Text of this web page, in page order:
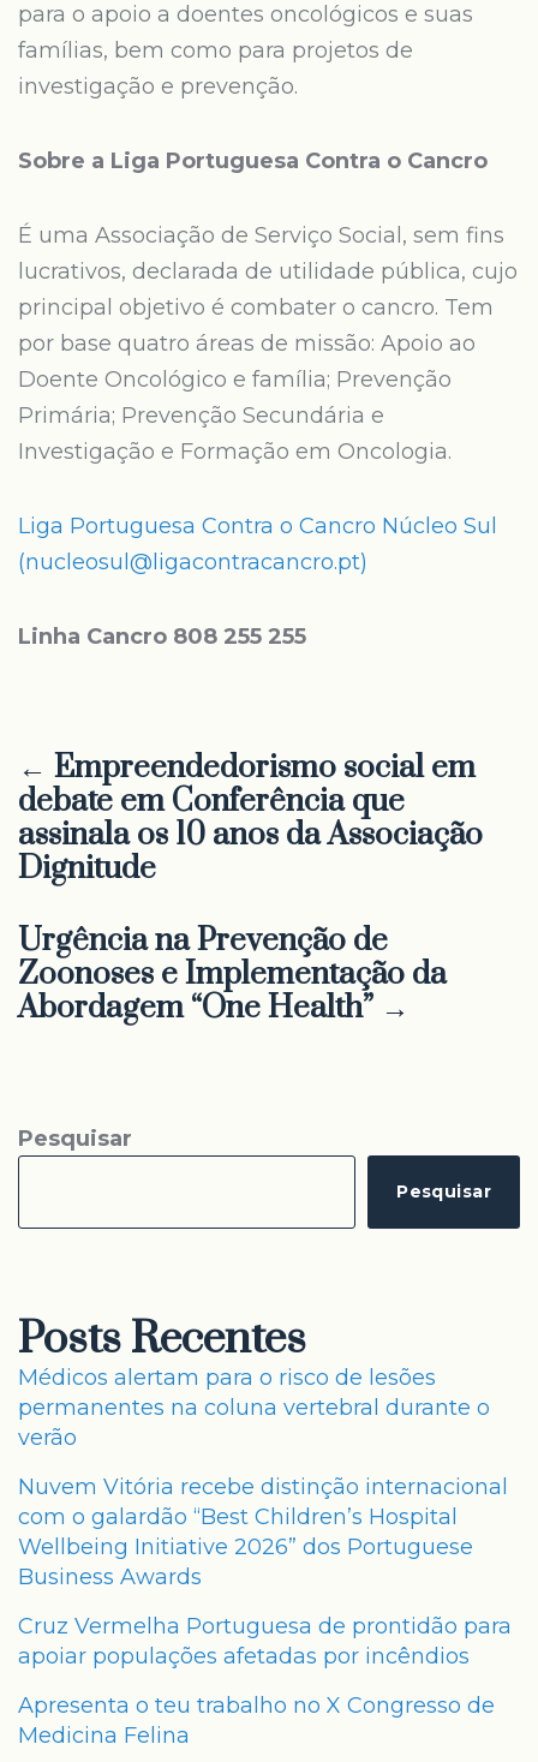
para o apoio a doentes oncológicos e suas
famílias, bem como para projetos de
investigação e prevenção.
Sobre a Liga Portuguesa Contra o Cancro
É uma Associação de Serviço Social, sem fins
lucrativos, declarada de utilidade pública, cujo
principal objetivo é combater o cancro. Tem
por base quatro áreas de missão: Apoio ao
Doente Oncológico e família; Prevenção
Primária; Prevenção Secundária e
Investigação e Formação em Oncologia.
Liga Portuguesa Contra o Cancro Núcleo Sul
(nucleosul@ligacontracancro.pt)
Linha Cancro 808 255 255
← Empreendedorismo social em
debate em Conferência que
assinala os 10 anos da Associação
Dignitude
Urgência na Prevenção de
Zoonoses e Implementação da
Abordagem “One Health” →
Pesquisar
Pesquisar
Posts Recentes
Médicos alertam para o risco de lesões
permanentes na coluna vertebral durante o
verão
Nuvem Vitória recebe distinção internacional
com o galardão “Best Children’s Hospital
Wellbeing Initiative 2026” dos Portuguese
Business Awards
Cruz Vermelha Portuguesa de prontidão para
apoiar populações afetadas por incêndios
Apresenta o teu trabalho no X Congresso de
Medicina Felina